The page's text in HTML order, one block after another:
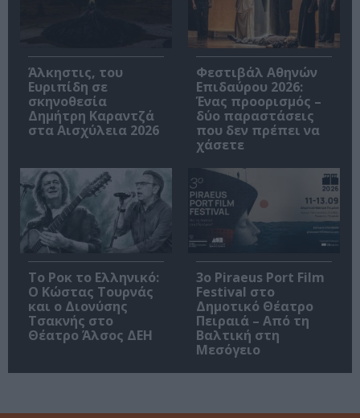
Άλκηστις, του
Ευριπίδη σε
σκηνοθεσία
Δημήτρη Καραντζά
στα Αισχύλεια 2026
Φεστιβάλ Αθηνών
Επιδαύρου 2026:
Ένας προορισμός –
δύο παραστάσεις
που δεν πρέπει να
χάσετε
Το Ροκ το Ελληνικό:
Ο Κώστας Τουρνάς
και ο Διονύσης
Τσακνής στο
Θέατρο Άλσος ΔΕΗ
3o Piraeus Port Film
Festival στο
Δημοτικό Θέατρο
Πειραιά – Από τη
Βαλτική στη
Μεσόγειο